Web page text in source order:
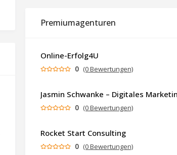
Premiumagenturen
Online-Erfolg4U
0 (0 Bewertungen)
0 (0 Bewertungen)
Rocket Start Consulting
0 (0 Bewertungen)